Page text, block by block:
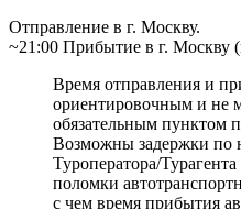
Отправление в г. Москву.
~21:00 Прибытие в г. Москву
Время отправления и
ориентировочным и не
обязательным пунктом
Возможны задержки по
Туроператора/
поломки
с чем время прибытия